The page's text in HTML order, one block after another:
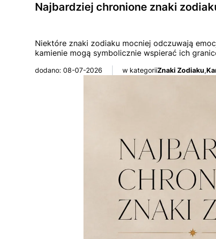
Najbardziej chronione znaki
Niektóre znaki zodiaku mocniej odczuwają
kamienie mogą symbolicznie wspierać ich
dodano: 08-07-2026 w kategoriiZnaki Zodiaku,